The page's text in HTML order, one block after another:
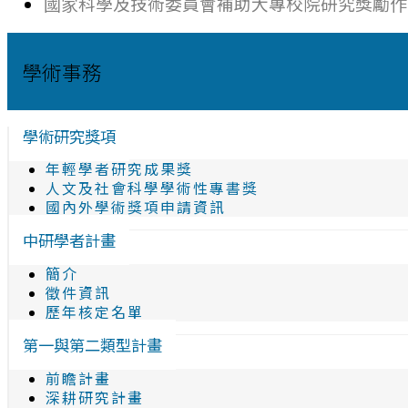
學術事務
學術研究獎項
年輕學者研究成果獎
人文及社會科學學術性專書獎
國內外學術獎項申請資訊
中研學者計畫
簡介
徵件資訊
歷年核定名單
第一與第二類型計畫
前瞻計畫
深耕研究計畫